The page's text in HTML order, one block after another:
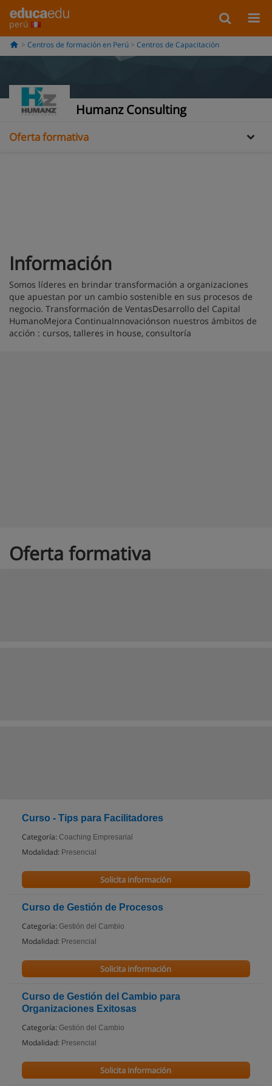
perú
Centros de formación en Perú Centros de Capacitación
Humanz Consulting
Información
Oferta formativa
Información
Somos líderes en brindar transformación a organizaciones
que apuestan por un cambio sostenible en sus procesos de
negocio. Transformación de VentasDesarrollo del Capital
HumanoMejora ContinuaInnovaciónson nuestros ámbitos de
acción : cursos, talleres in house, consultoría
Oferta formativa
Curso - Tips para Facilitadores
Categoría: Coaching Empresarial
Modalidad: Presencial
Solicita información
Curso de Gestión de Procesos
Categoría: Gestión del Cambio
Modalidad: Presencial
Solicita información
Curso de Gestión del Cambio para
Organizaciones Exitosas
Categoría: Gestión del Cambio
Modalidad: Presencial
Solicita información